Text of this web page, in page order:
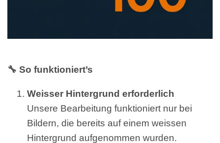
🔧 So funktioniert’s
Weisser Hintergrund erforderlich
Unsere Bearbeitung funktioniert nur bei
Bildern, die bereits auf einem weissen
Hintergrund aufgenommen wurden.